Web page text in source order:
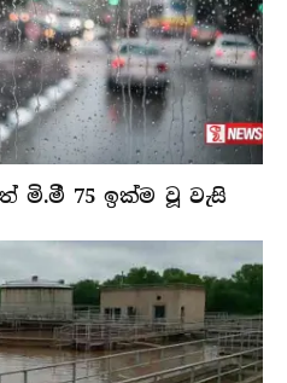
මි.මී 75 ඉක්ම වූ වැසි